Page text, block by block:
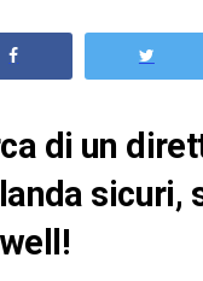
di un
sicuri,